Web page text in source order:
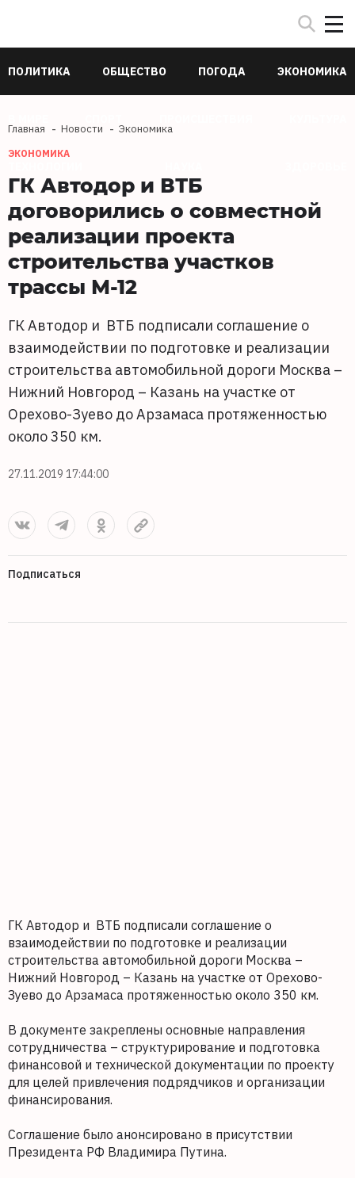
ПОЛИТИКА ОБЩЕСТВО ПОГОДА ЭКОНОМИКА
Главная Новости Экономика
ЭКОНОМИКА
ГК Автодор и ВТБ
договорились о совместной
реализации проекта
строительства участков
трассы М-12
ГК Автодор и ВТБ подписали соглашение о
взаимодействии по подготовке и реализации
строительства автомобильной дороги Москва –
Нижний Новгород – Казань на участке от
Орехово-Зуево до Арзамаса протяженностью
около 350 км.
27.11.2019 17:44:00
Подписаться
ГК Автодор и ВТБ подписали соглашение о
взаимодействии по подготовке и реализации
строительства автомобильной дороги Москва –
Нижний Новгород – Казань на участке от Орехово-
Зуево до Арзамаса протяженностью около 350 км.
В документе закреплены основные направления
сотрудничества – структурирование и подготовка
финансовой и технической документации по проекту
для целей привлечения подрядчиков и организации
финансирования.
Соглашение было анонсировано в присутствии
Президента РФ Владимира Путина.